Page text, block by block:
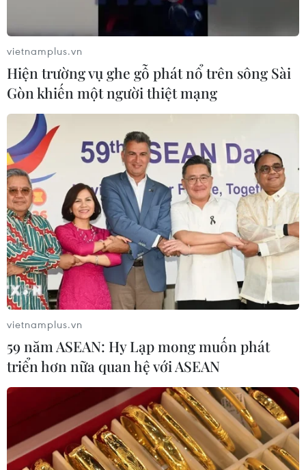
TIN CÙNG CHUYÊN MỤC
vietnamplus.vn
Hiện trường vụ ghe gỗ phát nổ trên sông Sài
Gòn khiến một người thiệt mạng
vietnamplus.vn
59 năm ASEAN: Hy Lạp mong muốn phát
triển hơn nữa quan hệ với ASEAN